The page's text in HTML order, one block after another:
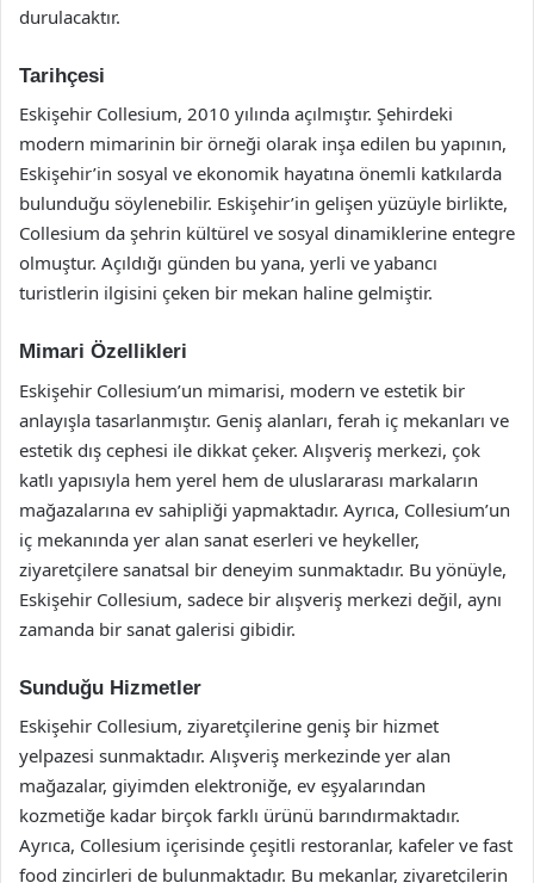
durulacaktır.
Tarihçesi
Eskişehir Collesium, 2010 yılında açılmıştır. Şehirdeki
modern mimarinin bir örneği olarak inşa edilen bu yapının,
Eskişehir’in sosyal ve ekonomik hayatına önemli katkılarda
bulunduğu söylenebilir. Eskişehir’in gelişen yüzüyle birlikte,
Collesium da şehrin kültürel ve sosyal dinamiklerine entegre
olmuştur. Açıldığı günden bu yana, yerli ve yabancı
turistlerin ilgisini çeken bir mekan haline gelmiştir.
Mimari Özellikleri
Eskişehir Collesium’un mimarisi, modern ve estetik bir
anlayışla tasarlanmıştır. Geniş alanları, ferah iç mekanları ve
estetik dış cephesi ile dikkat çeker. Alışveriş merkezi, çok
katlı yapısıyla hem yerel hem de uluslararası markaların
mağazalarına ev sahipliği yapmaktadır. Ayrıca, Collesium’un
iç mekanında yer alan sanat eserleri ve heykeller,
ziyaretçilere sanatsal bir deneyim sunmaktadır. Bu yönüyle,
Eskişehir Collesium, sadece bir alışveriş merkezi değil, aynı
zamanda bir sanat galerisi gibidir.
Sunduğu Hizmetler
Eskişehir Collesium, ziyaretçilerine geniş bir hizmet
yelpazesi sunmaktadır. Alışveriş merkezinde yer alan
mağazalar, giyimden elektroniğe, ev eşyalarından
kozmetiğe kadar birçok farklı ürünü barındırmaktadır.
Ayrıca, Collesium içerisinde çeşitli restoranlar, kafeler ve fast
food zincirleri de bulunmaktadır. Bu mekanlar, ziyaretçilerin